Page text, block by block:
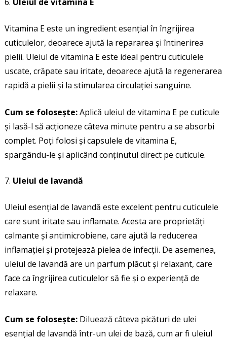
Vitamina E este un ingredient esențial în îngrijirea
cuticulelor, deoarece ajută la repararea și întinerirea
pielii. Uleiul de vitamina E este ideal pentru cuticulele
uscate, crăpate sau iritate, deoarece ajută la regenerarea
rapidă a pielii și la stimularea circulației sanguine.
Cum se folosește:Aplică uleiul de vitamina E pe cuticule
și lasă-l să acționeze câteva minute pentru a se absorbi
complet. Poți folosi și capsulele de vitamina E,
spargându-le și aplicând conținutul direct pe cuticule.
Uleiul de lavandă
Uleiul esențial de lavandă este excelent pentru cuticulele
care sunt iritate sau inflamate. Acesta are proprietăți
calmante și antimicrobiene, care ajută la reducerea
inflamației și protejează pielea de infecții. De asemenea,
uleiul de lavandă are un parfum plăcut și relaxant, care
face ca îngrijirea cuticulelor să fie și o experiență de
relaxare.
Cum se folosește:Diluează câteva picături de ulei
esențial de lavandă într-un ulei de bază, cum ar fi uleiul